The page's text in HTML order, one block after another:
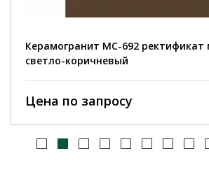
Керамогранит MC-692
светло-коричневый
Цена по запросу